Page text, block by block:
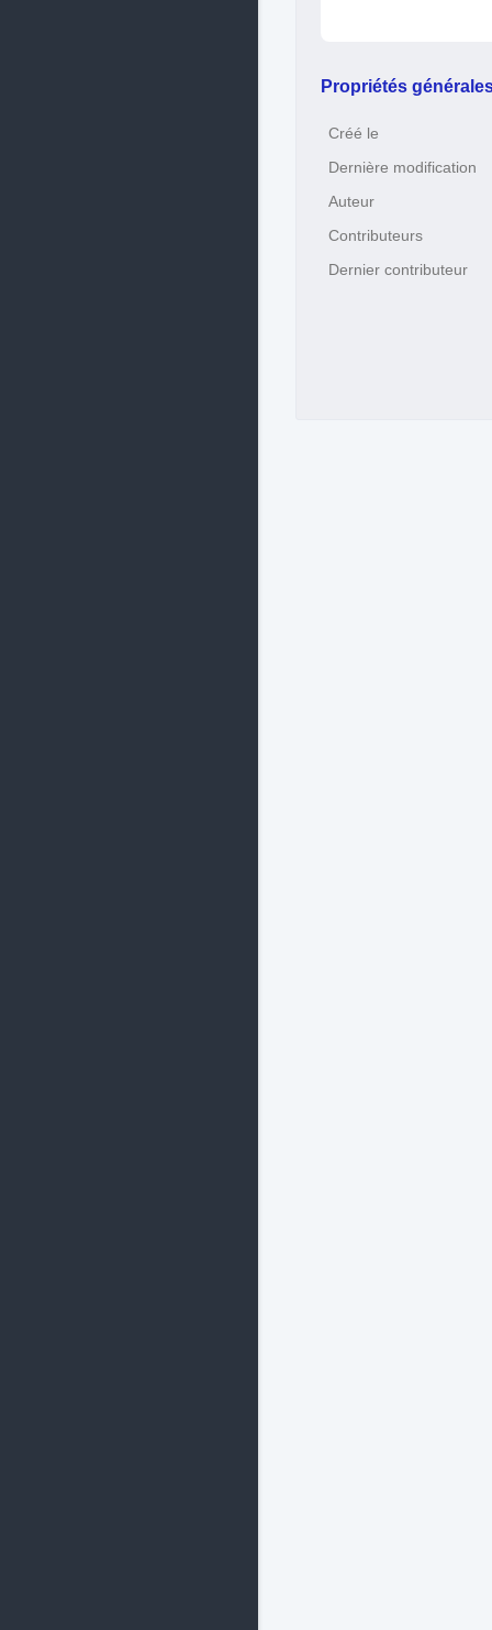
Propriétés
Créé le
Dernière modification
Auteur
Contributeurs
Dernier contributeur